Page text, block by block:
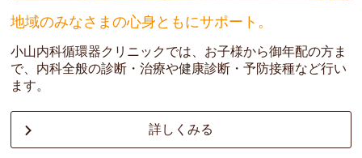
予約は不要です
〈注意事項〉
・母子手帳をお持ちの方は忘れずにご持参ください。
地域のみなさまの心身ともにサポート。
小山内科循環器クリニックでは、お子様から御年配の方ま
で、内科全般の診断・治療や健康診断・予防接種など行い
ます。
詳しくみる